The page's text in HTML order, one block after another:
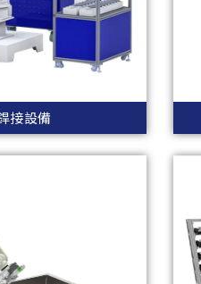
接設備